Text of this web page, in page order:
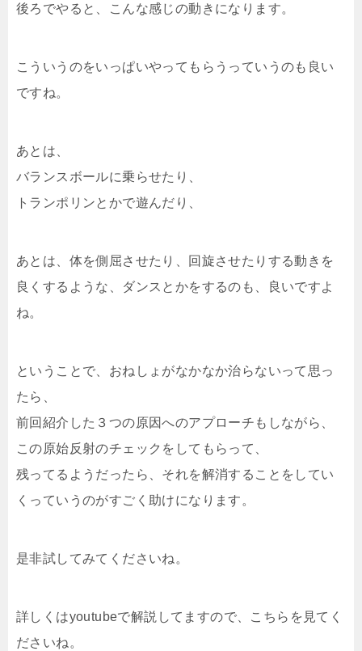
後ろでやると、こんな感じの動きになります。
こういうのをいっぱいやってもらうっていうのも良い
ですね。
あとは、
バランスボールに乗らせたり、
トランポリンとかで遊んだり、
あとは、体を側屈させたり、回旋させたりする動きを
良くするような、ダンスとかをするのも、良いですよ
ね。
ということで、おねしょがなかなか治らないって思っ
たら、
前回紹介した３つの原因へのアプローチもしながら、
この原始反射のチェックをしてもらって、
残ってるようだったら、それを解消することをしてい
くっていうのがすごく助けになります。
是非試してみてくださいね。
詳しくはyoutubeで解説してますので、こちらを見てく
ださいね。